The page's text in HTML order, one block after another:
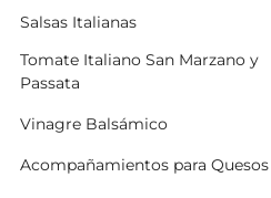
Salsas Italianas
Tomate Italiano San Marzano y
Passata
Vinagre Balsámico
Acompañamientos para Quesos